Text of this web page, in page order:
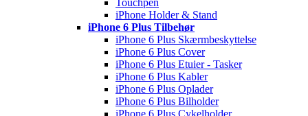
Touchpen
iPhone Holder & Stand
iPhone 6 Plus Tilbehør
iPhone 6 Plus Skærmbeskyttelse
iPhone 6 Plus Cover
iPhone 6 Plus Etuier - Tasker
iPhone 6 Plus Kabler
iPhone 6 Plus Oplader
iPhone 6 Plus Bilholder
iPhone 6 Plus Cykelholder